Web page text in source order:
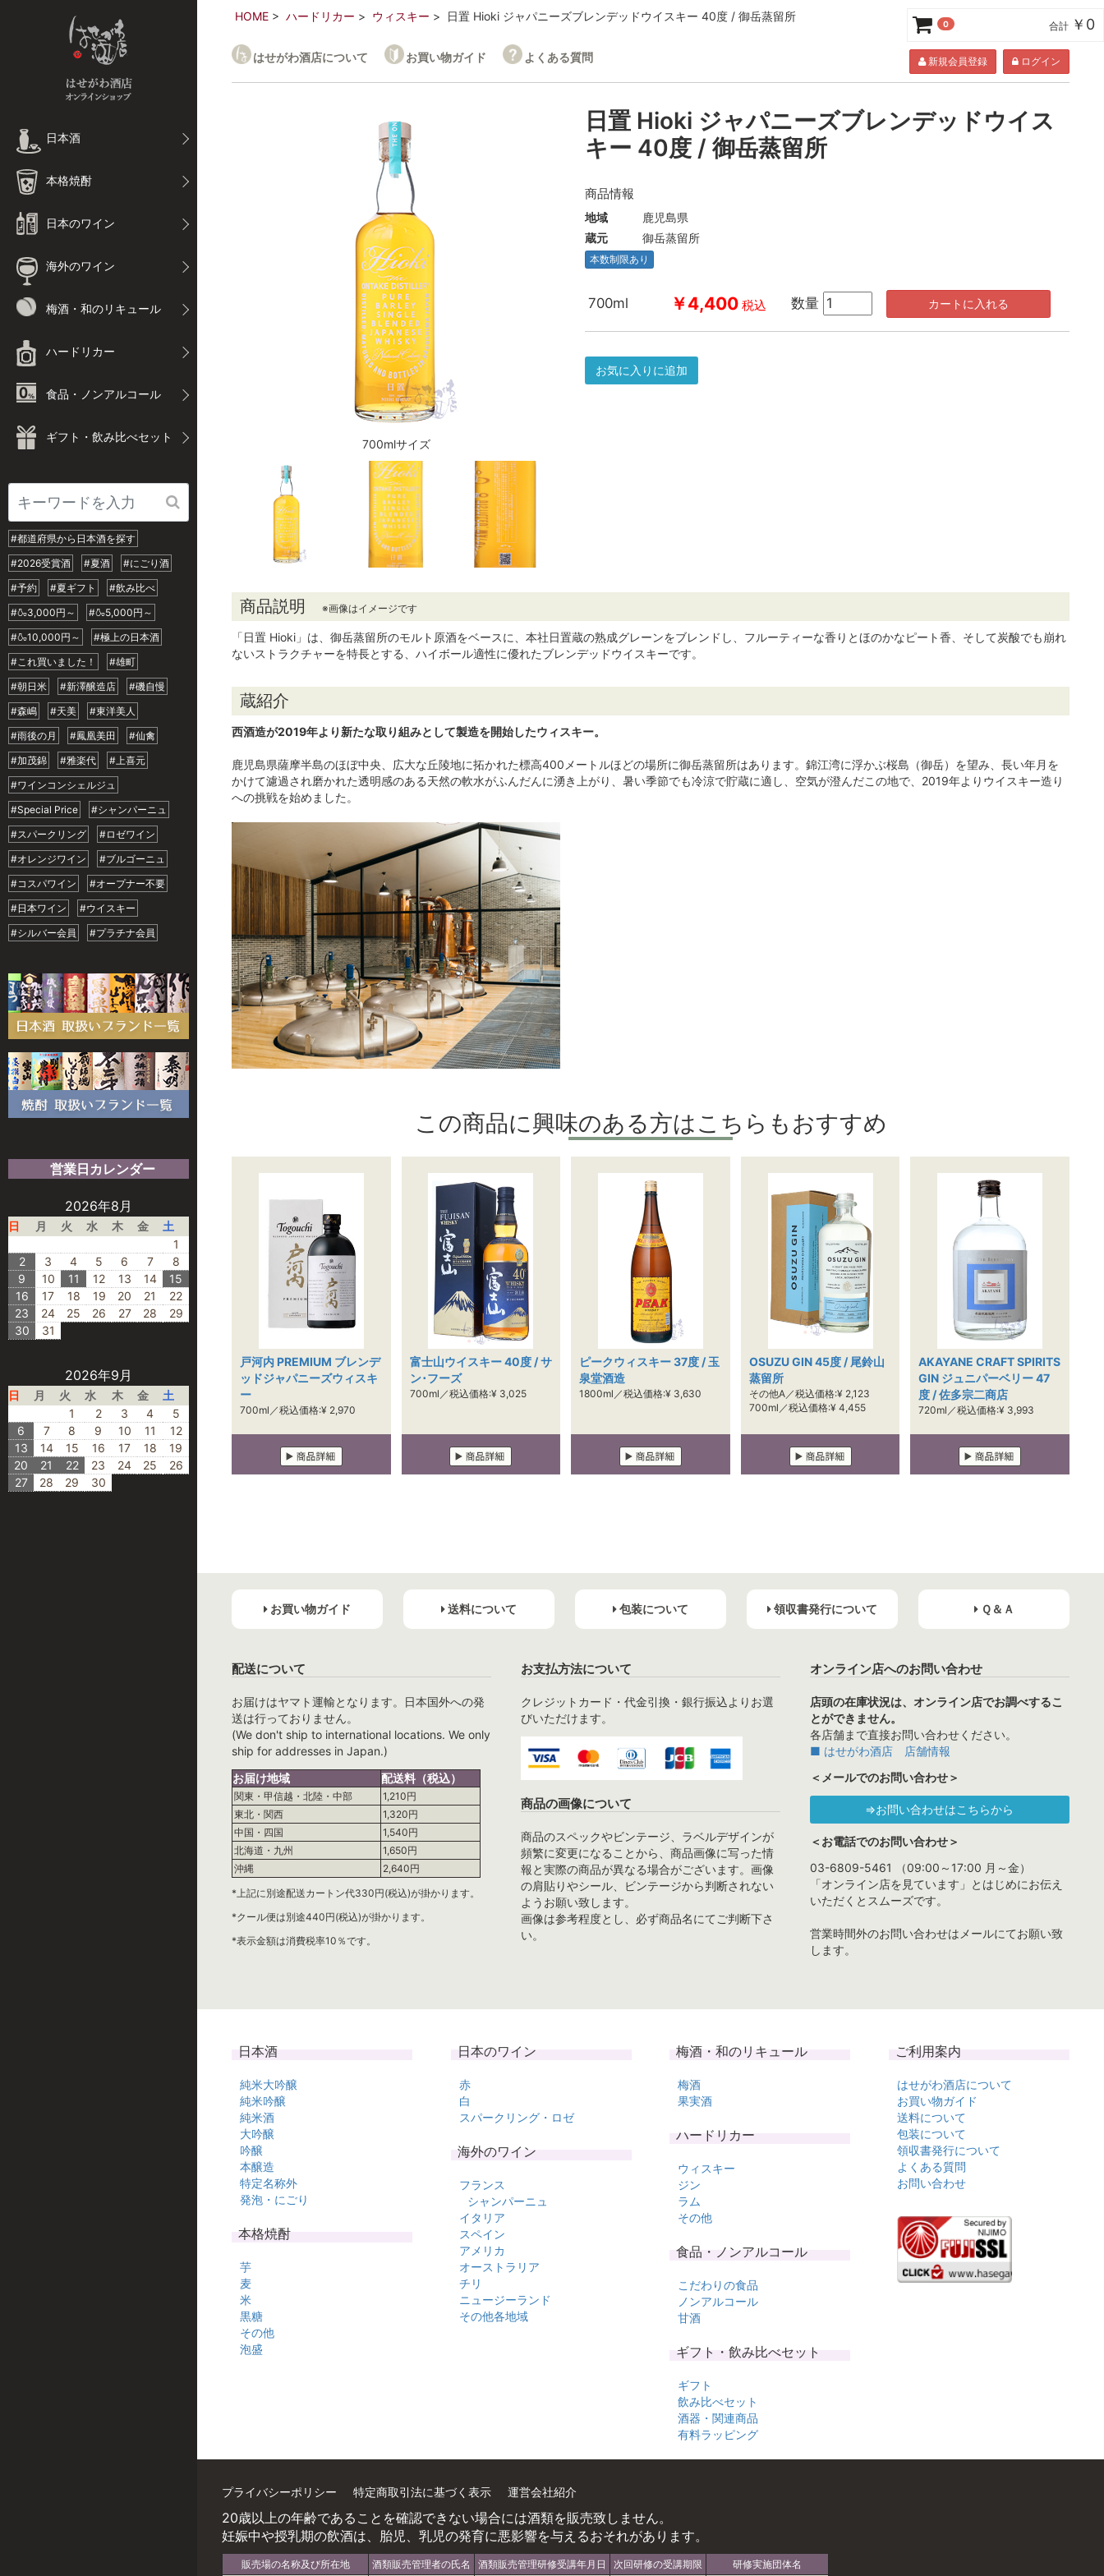
日本酒
本格焼酎
日本のワイン
海外のワイン
梅酒・和のリキュール
ハードリカー
食品・ノンアルコール
ギフト・飲み比べセット
#都道府県から日本酒を探す
#2026受賞酒
#夏酒
#にごり酒
#予約
#夏ギフト
#飲み比べ
#🍶3,000円～
#🍶5,000円～
#🍶10,000円～
#極上の日本酒
#これ買いました！
#雄町
#朝日米
#新澤醸造店
#磯自慢
#森嶋
#天美
#東洋美人
#雨後の月
#鳳凰美田
#仙禽
#加茂錦
#雅楽代
#上喜元
#ワインコンシェルジュ
#Special Price
#シャンパーニュ
#スパークリング
#ロゼワイン
#オレンジワイン
#ブルゴーニュ
#コスパワイン
#オープナー不要
#日本ワイン
#ウイスキー
#シルバー会員
#プラチナ会員
営業日カレンダー
2026年8月
日 月 火 水 木 金
土
1
2
3 4 5 6 7
8
9
10 11 12 13 14
15
16
17 18 19 20 21
22
23
24 25 26 27 28
29
30
31
2026年9月
日 月 火 水 木 金
土
1
2 3 4
5
6
7 8 9 10 11
12
13
14 15 16 17 18
19
20
21 22 23 24 25
26
27
28 29 30
HOME ハードリカー ウィスキー 日置 Hioki ジャパニーズブレンデッドウイスキー 40度 / 御岳蒸留所
はせがわ酒店について お買い物ガイド よくある質問 新規会員登録 ログイン
700mlサイズ
日置 Hioki ジャパニーズブレンデッドウイス
キー 40度 / 御岳蒸留所
商品情報
地域
鹿児島県
蔵元
御岳蒸留所
本数制限あり
700ml ￥4,400 税込 数量 カートに入れる
お気に入りに追加
商品説明 ※画像はイメージです
「日置 Hioki」は、御岳蒸留所のモルト原酒をベースに、本社日置蔵の熟成グレーンをブレンドし、フルーティーな香りとほのかなピート香、そして炭酸でも崩れ
ないストラクチャーを特長とする、ハイボール適性に優れたブレンデッドウイスキーです。
蔵紹介
西酒造が2019年より新たな取り組みとして製造を開始したウィスキー。
鹿児島県薩摩半島のほぼ中央、広大な丘陵地に拓かれた標高400メートルほどの場所に御岳蒸留所はあります。錦江湾に浮かぶ桜島（御岳）を望み、長い年月を
かけて濾過され磨かれた透明感のある天然の軟水がふんだんに湧き上がり、暑い季節でも冷涼で貯蔵に適し、空気が澄んだこの地で、2019年よりウイスキー造り
への挑戦を始めました。
この商品に興味のある方はこちらもおすすめ
戸河内 PREMIUM ブレンデ
ッドジャパニーズウィスキ
ー
700ml／税込価格:¥ 2,970
富士山ウイスキー 40度 / サ
ン･フーズ
700ml／税込価格:¥ 3,025
ピークウィスキー 37度 / 玉
泉堂酒造
1800ml／税込価格:¥ 3,630
OSUZU GIN 45度 / 尾鈴山
蒸留所
その他A／税込価格:¥ 2,123
700ml／税込価格:¥ 4,455
AKAYANE CRAFT SPIRITS
GIN ジュニパーベリー 47
度 / 佐多宗二商店
720ml／税込価格:¥ 3,993
0 合計 ￥0
お買い物ガイド 送料について 包装について 領収書発行について Ｑ＆Ａ
配送について
お届けはヤマト運輸となります。日本国外への発
送は行っておりません。
(We don't ship to international locations. We only
ship for addresses in Japan.)
お届け地域
配送料（税込）
関東・甲信越・北陸・中部
1,210円
東北・関西
1,320円
中国・四国
1,540円
北海道・九州
1,650円
沖縄
2,640円
*上記に別途配送カートン代330円(税込)が掛かります。
*クール便は別途440円(税込)が掛かります。
*表示金額は消費税率10％です。
お支払方法について
クレジットカード・代金引換・銀行振込よりお選
びいただけます。
商品の画像について
商品のスペックやビンテージ、ラベルデザインが
頻繁に変更になることから、商品画像に写った情
報と実際の商品が異なる場合がございます。画像
の肩貼りやシール、ビンテージから判断されない
ようお願い致します。
画像は参考程度とし、必ず商品名にてご判断下さ
い。
オンライン店へのお問い合わせ
店頭の在庫状況は、オンライン店でお調べするこ
とができません。
各店舗まで直接お問い合わせください。
■ はせがわ酒店 店舗情報
＜メールでのお問い合わせ＞
⇒お問い合わせはこちらから
＜お電話でのお問い合わせ＞
03-6809-5461 （09:00～17:00 月～金）
「オンライン店を見ています」とはじめにお伝え
いただくとスムーズです。
営業時間外のお問い合わせはメールにてお願い致
します。
日本酒
純米大吟醸
純米吟醸
純米酒
大吟醸
吟醸
本醸造
特定名称外
発泡・にごり
本格焼酎
芋
麦
米
黒糖
その他
泡盛
日本のワイン
赤
白
スパークリング・ロゼ
海外のワイン
フランス
シャンパーニュ
イタリア
スペイン
アメリカ
オーストラリア
チリ
ニュージーランド
その他各地域
梅酒・和のリキュール
梅酒
果実酒
ハードリカー
ウィスキー
ジン
ラム
その他
食品・ノンアルコール
こだわりの食品
ノンアルコール
甘酒
ギフト・飲み比べセット
ギフト
飲み比べセット
酒器・関連商品
有料ラッピング
ご利用案内
はせがわ酒店について
お買い物ガイド
送料について
包装について
領収書発行について
よくある質問
お問い合わせ
プライバシーポリシー 特定商取引法に基づく表示 運営会社紹介
20歳以上の年齢であることを確認できない場合には酒類を販売致しません。
妊娠中や授乳期の飲酒は、胎児、乳児の発育に悪影響を与えるおそれがあります。
販売場の名称及び所在地 酒類販売管理者の氏名 酒類販売管理研修受講年月日 次回研修の受講期限 研修実施団体名